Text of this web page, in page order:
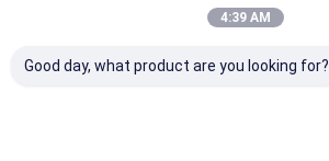
কোবাল্ট ক্রোম ব্লক
4:39 AM
Good day, what product are you looking for?